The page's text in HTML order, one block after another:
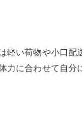
い荷物や小口
に合わせて自